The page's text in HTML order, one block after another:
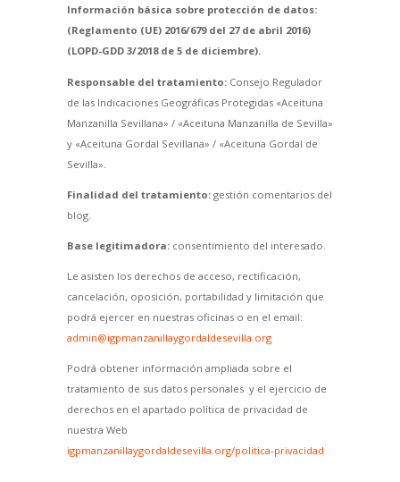
Información básica sobre protección de datos:
(Reglamento (UE) 2016/679 del 27 de abril 2016)
(LOPD-GDD 3/2018 de 5 de diciembre).
Responsable del tratamiento:Consejo Regulador
de las Indicaciones Geográficas Protegidas «Aceituna
Manzanilla Sevillana» / «Aceituna Manzanilla de Sevilla»
y «Aceituna Gordal Sevillana» / «Aceituna Gordal de
Sevilla».
Finalidad del tratamiento:gestión comentarios del
blog.
Base legitimadora:consentimiento del interesado.
Le asisten los derechos de acceso, rectificación,
cancelación, oposición, portabilidad y limitación que
podrá ejercer en nuestras oficinas o en el email:
admin@igpmanzanillaygordaldesevilla.org
Podrá obtener información ampliada sobre el
tratamiento de sus datos personales y el ejercicio de
derechos en el apartado política de privacidad de
nuestra Web
igpmanzanillaygordaldesevilla.org/politica-privacidad